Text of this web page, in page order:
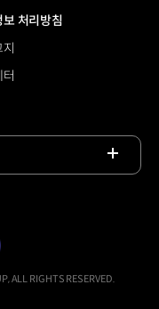
처리방침
ALL RIGHTS RESERVED.